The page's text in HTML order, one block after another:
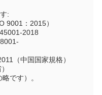
:
9001：2015）
2018
（中国国家規格）
です）。